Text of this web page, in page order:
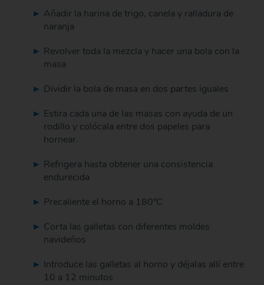
Añadir la harina de trigo, canela y ralladura de
naranja
Revolver toda la mezcla y hacer una bola con la
masa
Dividir la bola de masa en dos partes iguales
Estira cada una de las masas con ayuda de un
rodillo y colócala entre dos papeles para
hornear.
Refrigera hasta obtener una consistencia
endurecida
Precaliente el horno a 180ºC
Corta las galletas con diferentes moldes
navideños
Introduce las galletas al horno y déjalas allí entre
10 a 12 minutos